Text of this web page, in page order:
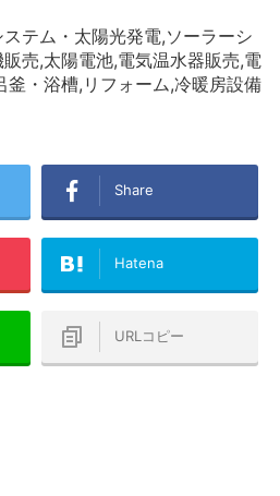
テム・太陽光発電,ソーラーシ
売,太陽電池,電気温水器販売,電
釜・浴槽,リフォーム,冷暖房設備
Share
Hatena
URLコピー